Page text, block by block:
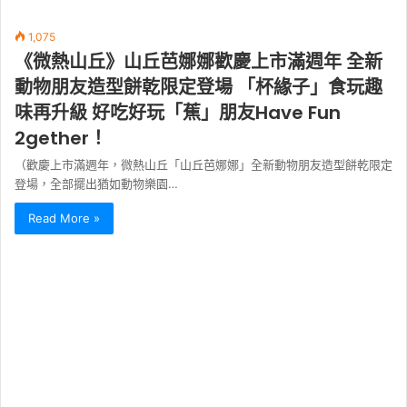
1,075
《微熱山丘》山丘芭娜娜歡慶上市滿週年 全新
動物朋友造型餅乾限定登場 「杯緣子」食玩趣
味再升級 好吃好玩「蕉」朋友Have Fun
2gether！
（歡慶上市滿週年，微熱山丘「山丘芭娜娜」全新動物朋友造型餅乾限定
登場，全部擺出猶如動物樂園…
Read More »